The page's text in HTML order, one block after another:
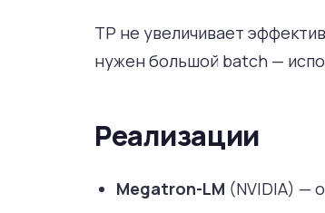
TP не увеличивает
нужен большой batch —
Реализации
Megatron-LM (NVIDIA) —